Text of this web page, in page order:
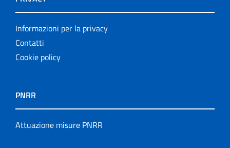
Informazioni per la privacy
Contatti
Cookie policy
PNRR
Attuazione misure PNRR